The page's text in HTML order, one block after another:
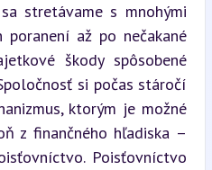
stretávame s mnohými
až po nečakané
škody spôsobené
si počas stáročí
ktorým je možné
z finančného hľadiska –
Poisťovníctvo